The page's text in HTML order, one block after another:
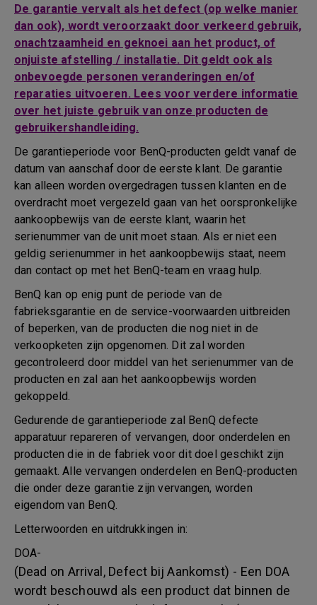
De garantie vervalt als het defect (op welke manier
dan ook), wordt veroorzaakt door verkeerd gebruik,
onachtzaamheid en geknoei aan het product, of
onjuiste afstelling / installatie. Dit geldt ook als
onbevoegde personen veranderingen en/of
reparaties uitvoeren. Lees voor verdere informatie
over het juiste gebruik van onze producten de
gebruikershandleiding.
De garantieperiode voor BenQ-producten geldt vanaf de
datum van aanschaf door de eerste klant. De garantie
kan alleen worden overgedragen tussen klanten en de
overdracht moet vergezeld gaan van het oorspronkelijke
aankoopbewijs van de eerste klant, waarin het
serienummer van de unit moet staan. Als er niet een
geldig serienummer in het aankoopbewijs staat, neem
dan contact op met het BenQ-team en vraag hulp.
BenQ kan op enig punt de periode van de
fabrieksgarantie en de service-voorwaarden uitbreiden
of beperken, van de producten die nog niet in de
verkoopketen zijn opgenomen. Dit zal worden
gecontroleerd door middel van het serienummer van de
producten en zal aan het aankoopbewijs worden
gekoppeld.
Gedurende de garantieperiode zal BenQ defecte
apparatuur repareren of vervangen, door onderdelen en
producten die in de fabriek voor dit doel geschikt zijn
gemaakt. Alle vervangen onderdelen en BenQ-producten
die onder deze garantie zijn vervangen, worden
eigendom van BenQ.
Letterwoorden en uitdrukkingen in:
DOA-
(Dead on Arrival, Defect bij Aankomst) - Een DOA
wordt beschouwd als een product dat binnen de